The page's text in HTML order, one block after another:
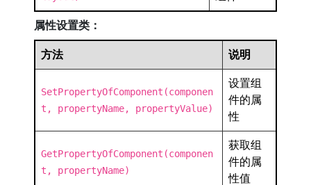
属性设置类：
方法 说明
SetPropertyOfComponent(componen
t, propertyName, propertyValue)
设置组
件的属
性
GetPropertyOfComponent(componen
t, propertyName)
获取组
件的属
性值